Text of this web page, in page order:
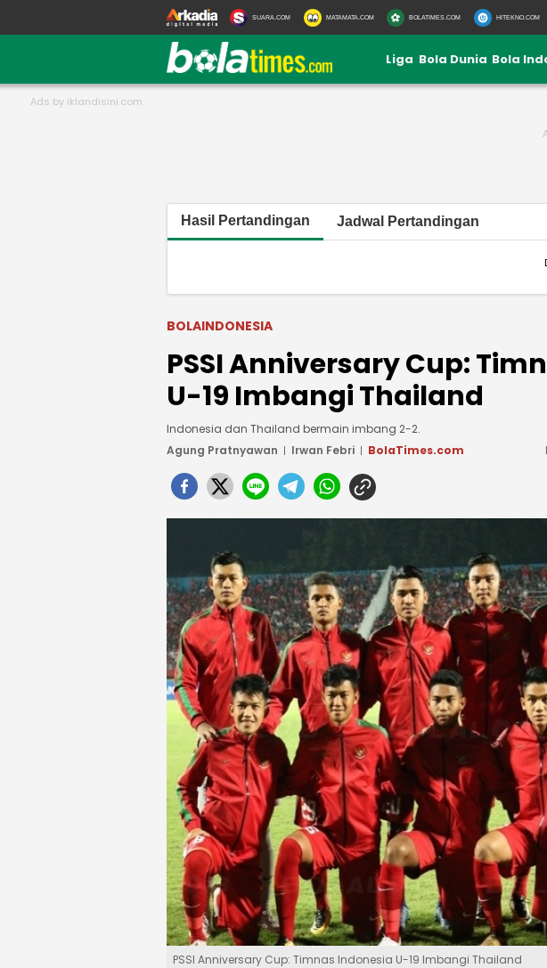
SUARA.COM MATAMATA.COM BOLATIMES.COM HITEKNO.COM
Liga Bola Dunia Bola
Hasil Pertandingan Jadwal Pertandingan
BOLAINDONESIA
PSSI Anniversary Cup:
U-19 Imbangi Thailand
Indonesia dan Thailand bermain imbang 2-2.
Agung Pratnyawan
Irwan Febri BolaTimes.com
PSSI Anniversary Cup: Timnas Indonesia U-19 Imbangi Thailand